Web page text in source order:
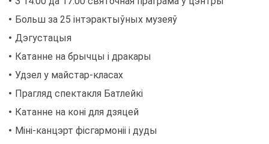
Больш за 25 інт­эрак­тыўных му­зеяў
Дэ­гу­ста­цыя
Ка­танне на бры­ч­цы і дра­ка­ры
Удзел у май­стар-кла­сах
Прагляд спек­так­ля Бат­лейкі
Ка­танне на коні для дзя­цей
Міні-кан­ц­эрт фісгар­моніі і ду­ды